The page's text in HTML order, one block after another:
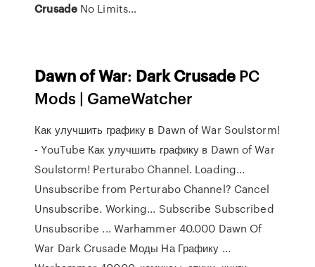
CrusadeNo Limits…
DawnofWar: DarkCrusade PC
Mods | GameWatcher
Как улучшить графику в Dawn of War Soulstorm!
- YouTube Как улучшить графику в Dawn of War
Soulstorm! Perturabo Channel. Loading...
Unsubscribe from Perturabo Channel? Cancel
Unsubscribe. Working... Subscribe Subscribed
Unsubscribe ... Warhammer 40.000 Dawn Of
War Dark Crusade Моды На Графику ...